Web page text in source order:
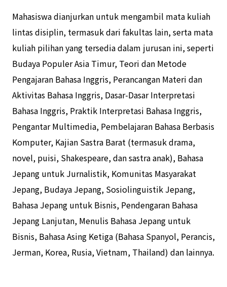
Mahasiswa dianjurkan untuk mengambil mata kuliah
lintas disiplin, termasuk dari fakultas lain, serta mata
kuliah pilihan yang tersedia dalam jurusan ini, seperti
Budaya Populer Asia Timur, Teori dan Metode
Pengajaran Bahasa Inggris, Perancangan Materi dan
Aktivitas Bahasa Inggris, Dasar-Dasar Interpretasi
Bahasa Inggris, Praktik Interpretasi Bahasa Inggris,
Pengantar Multimedia, Pembelajaran Bahasa Berbasis
Komputer, Kajian Sastra Barat (termasuk drama,
novel, puisi, Shakespeare, dan sastra anak), Bahasa
Jepang untuk Jurnalistik, Komunitas Masyarakat
Jepang, Budaya Jepang, Sosiolinguistik Jepang,
Bahasa Jepang untuk Bisnis, Pendengaran Bahasa
Jepang Lanjutan, Menulis Bahasa Jepang untuk
Bisnis, Bahasa Asing Ketiga (Bahasa Spanyol, Perancis,
Jerman, Korea, Rusia, Vietnam, Thailand) dan lainnya.